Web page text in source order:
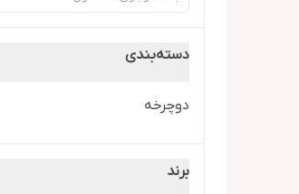
دسته‌بندی
دوچرخه
برند